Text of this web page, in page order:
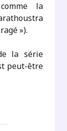
la
»).
la série
peut-être